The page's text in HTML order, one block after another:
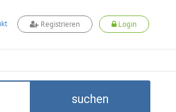
Registrieren Login
suchen